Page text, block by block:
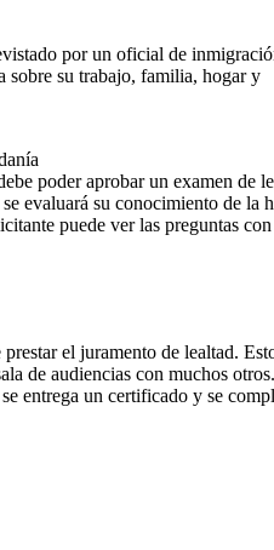
por un oficial de
sobre su trabajo, familia, hogar y
poder aprobar un examen de
evaluará su conocimiento de la
puede ver las preguntas con
el juramento de lealtad.
de audiencias con muchos
entrega un certificado y se